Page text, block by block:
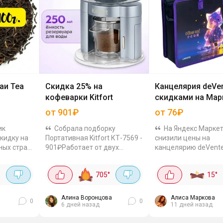
Tea
на
стран,
0
Скидка 25% на
кофеварки Kitfort
от 901₽
Собрала подборку
Портативная Kitfort КТ-7569 -
901₽Работает от двух
можно сварить даже там,
где нет розетки – на даче,
рыбалке или в походе.
Объём...
705°
Алина Воронцова
6 дней назад
0
Канцелярия
скидками на
от 76₽
На Яндекс
снизили цены на
канцелярию
маркеры, клей - цены
приятные, качество
Успевайте
15°
Алиса Маркова
11 дней назад